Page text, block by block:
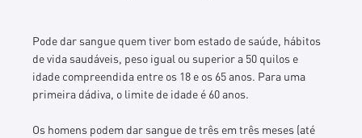
Pode dar sangue quem tiver bom estado de saúde, hábitos
de vida saudáveis, peso igual ou superior a 50 quilos e
idade compreendida entre os 18 e os 65 anos. Para uma
primeira dádiva, o limite de idade é 60 anos.
Os homens podem dar sangue de três em três meses (até